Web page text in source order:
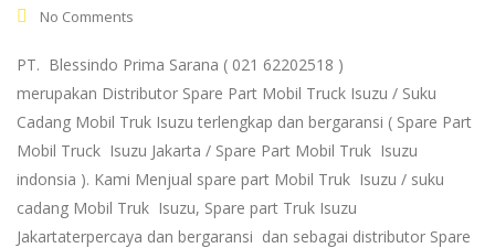
No Comments
PT. Blessindo Prima Sarana ( 021 62202518 )
merupakan Distributor Spare Part Mobil Truck Isuzu / Suku
Cadang Mobil Truk Isuzu terlengkap dan bergaransi ( Spare Part
Mobil Truck Isuzu Jakarta / Spare Part Mobil Truk Isuzu
indonsia ). Kami Menjual spare part Mobil Truk Isuzu / suku
cadang Mobil Truk Isuzu, Spare part Truk Isuzu
Jakartaterpercaya dan bergaransi dan sebagai distributor Spare